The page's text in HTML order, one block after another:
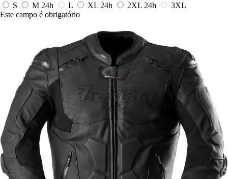
S
M 24h L XL 24h 2XL 24h
3XL
Este campo é obrigatório